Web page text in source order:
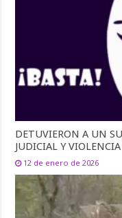
DETUVIERON A UN
JUDICIAL Y
12 de enero de 2026